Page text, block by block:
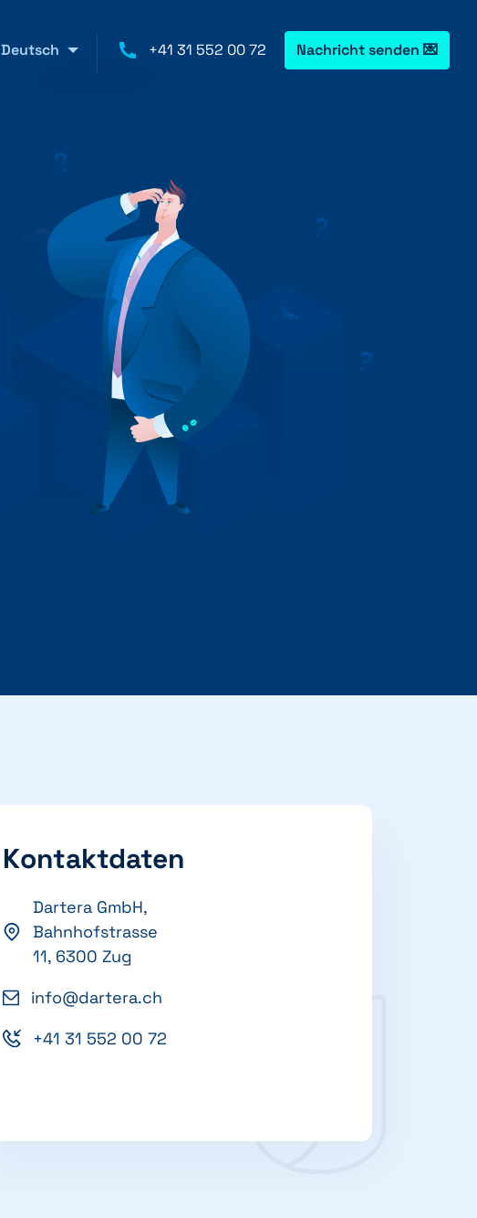
Deutsch +41 31 552 00 72 Nachricht senden 💌
Kontaktdaten
Dartera GmbH,
Bahnhofstrasse
11, 6300 Zug
info@dartera.ch
+41 31 552 00 72